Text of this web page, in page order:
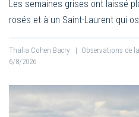
Les semaines grises ont laissé
rosés et à un Saint-Laurent qui
Thalia Cohen Bacry | Observations de
6/8/2026